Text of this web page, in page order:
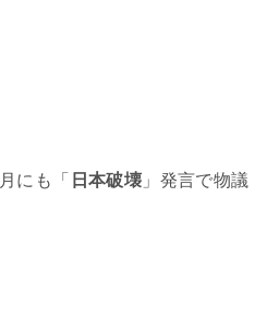
にも「 日本破壊 」発言で物議